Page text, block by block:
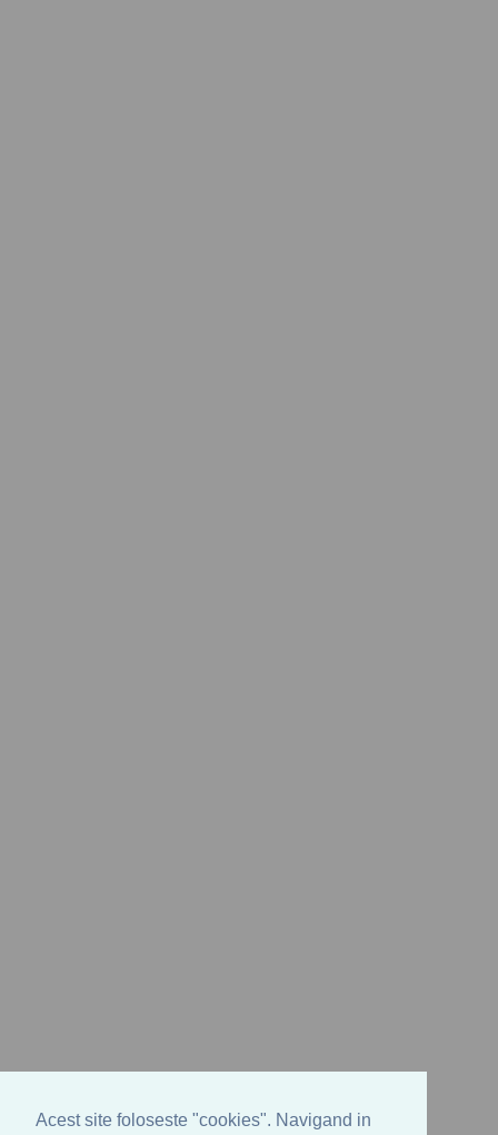
Acest site foloseste "cookies". Navigand in